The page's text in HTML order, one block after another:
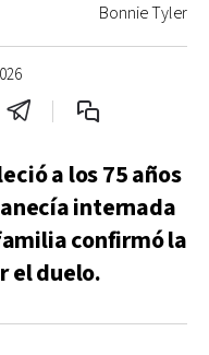
Bonnie Tyler
a los 75 años
internada
confirmó la
el duelo.